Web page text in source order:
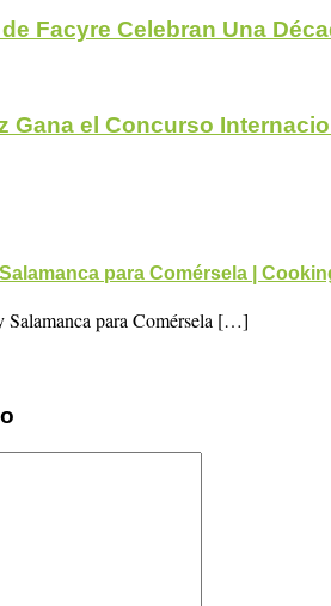
Facyre Celebran Una
Gana el Concurso
para Comérsela |
para Comérsela […]